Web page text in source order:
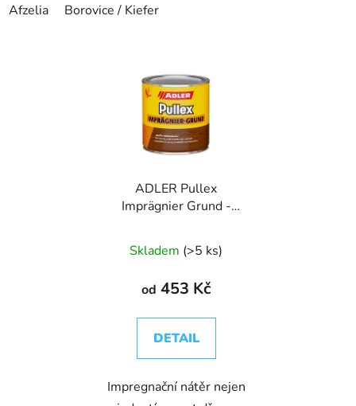
Afzelia Borovice / Kiefer
ADLER Pullex
Imprägnier Grund -
Skladem (>5 ks)
od 453 Kč
DETAIL
Impregnační nátěr nejen